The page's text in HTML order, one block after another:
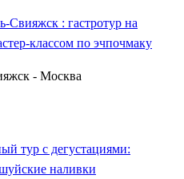
поселок
татарский центр на
. Гастрономическая
мастер-классы по
(перемячи, эчпочмаки) и
Свияжск : гастротур на
классом по эчпочмаку
- Москва
тур с дегустациями:
наливки